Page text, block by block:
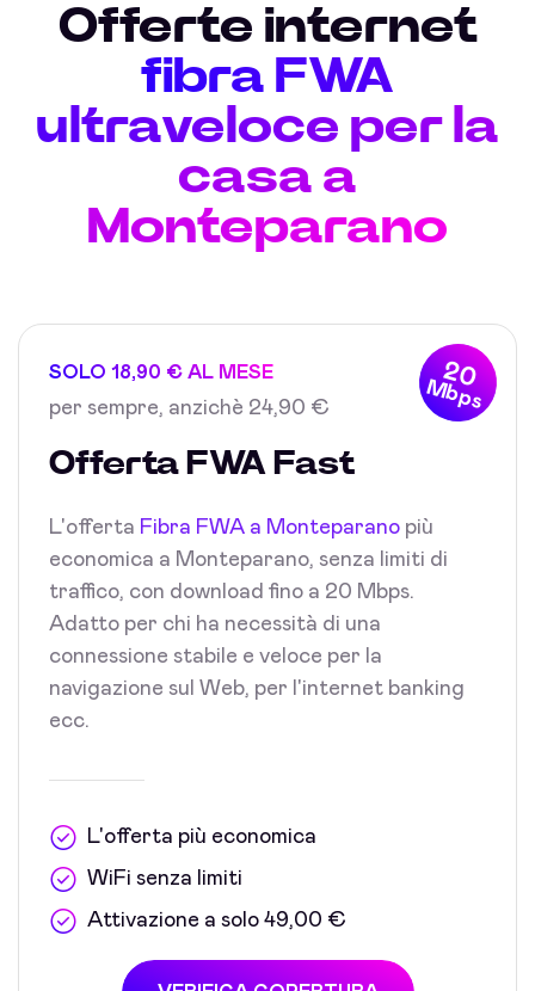
Offerte internet
fibra FWA
ultraveloce per la
casa a
Monteparano
20
Mbps
SOLO 18,90 € AL MESE
per sempre, anzichè 24,90 €
Offerta FWA Fast
L'offerta Fibra FWA a Monteparano più
economica a Monteparano, senza limiti di
traffico, con download fino a 20 Mbps.
Adatto per chi ha necessità di una
connessione stabile e veloce per la
navigazione sul Web, per l'internet banking
ecc.
L'offerta più economica
WiFi senza limiti
Attivazione a solo 49,00 €